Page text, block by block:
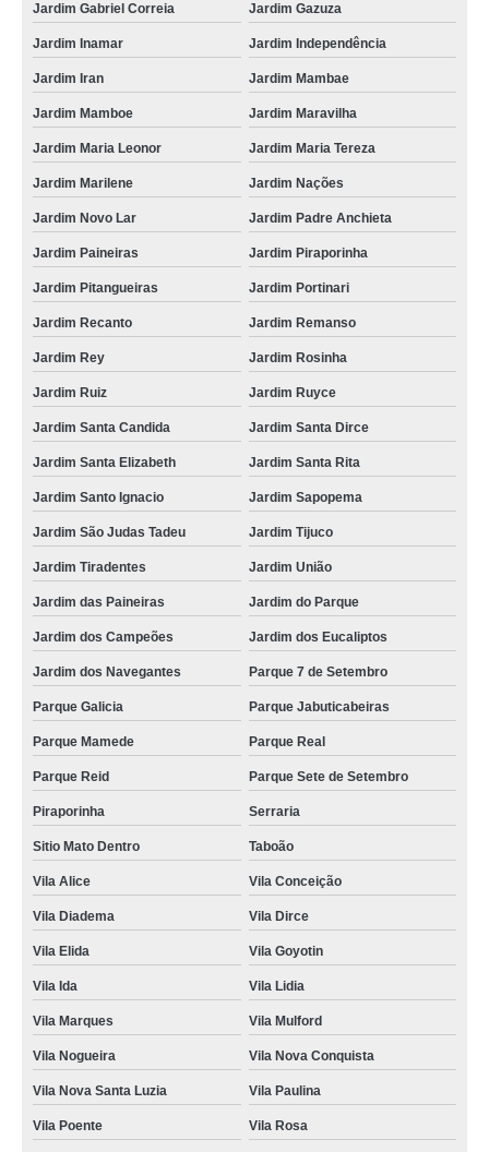
Jardim Gabriel Correia Jardim Gazuza
Jardim Inamar Jardim Independência
Jardim Iran Jardim Mambae
Jardim Mamboe Jardim Maravilha
Jardim Maria Leonor Jardim Maria Tereza
Jardim Marilene Jardim Nações
Jardim Novo Lar Jardim Padre Anchieta
Jardim Paineiras Jardim Piraporinha
Jardim Pitangueiras Jardim Portinari
Jardim Recanto Jardim Remanso
Jardim Rey Jardim Rosinha
Jardim Ruiz Jardim Ruyce
Jardim Santa Candida Jardim Santa Dirce
Jardim Santa Elizabeth Jardim Santa Rita
Jardim Santo Ignacio Jardim Sapopema
Jardim São Judas Tadeu Jardim Tijuco
Jardim Tiradentes Jardim União
Jardim das Paineiras Jardim do Parque
Jardim dos Campeões Jardim dos Eucaliptos
Jardim dos Navegantes Parque 7 de Setembro
Parque Galicia Parque Jabuticabeiras
Parque Mamede Parque Real
Parque Reid Parque Sete de Setembro
Piraporinha Serraria
Sitio Mato Dentro Taboão
Vila Alice Vila Conceição
Vila Diadema Vila Dirce
Vila Elida Vila Goyotin
Vila Ida Vila Lidia
Vila Marques Vila Mulford
Vila Nogueira Vila Nova Conquista
Vila Nova Santa Luzia Vila Paulina
Vila Poente Vila Rosa